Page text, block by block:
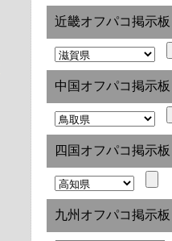
近畿オフパコ掲示板
中国オフパコ掲示板
四国オフパコ掲示板
九州オフパコ掲示板